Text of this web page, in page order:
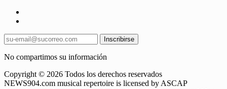
Inscribirse
No compartimos su información
Copyright © 2026 Todos los derechos reservados
NEWS904.com musical repertoire is licensed by ASCAP